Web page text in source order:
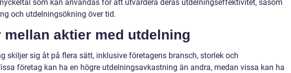
som kan användas för att utvärdera deras utdelningseffektivitet, såsom
och utdelningsökning över tid.
mellan aktier med utdelning
skiljer sig åt på flera sätt, inklusive företagens bransch, storlek och
företag kan ha en högre utdelningsavkastning än andra, medan vissa kan ha